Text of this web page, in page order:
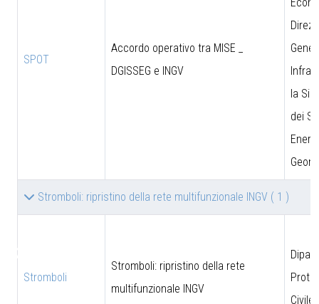
SPOT
Accordo operativo tra MISE _
DGISSEG e INGV
la
dei
Stromboli: ripristino della rete multifunzionale INGV ( 1 )
Stromboli
Stromboli: ripristino della rete
multifunzionale INGV
Civile